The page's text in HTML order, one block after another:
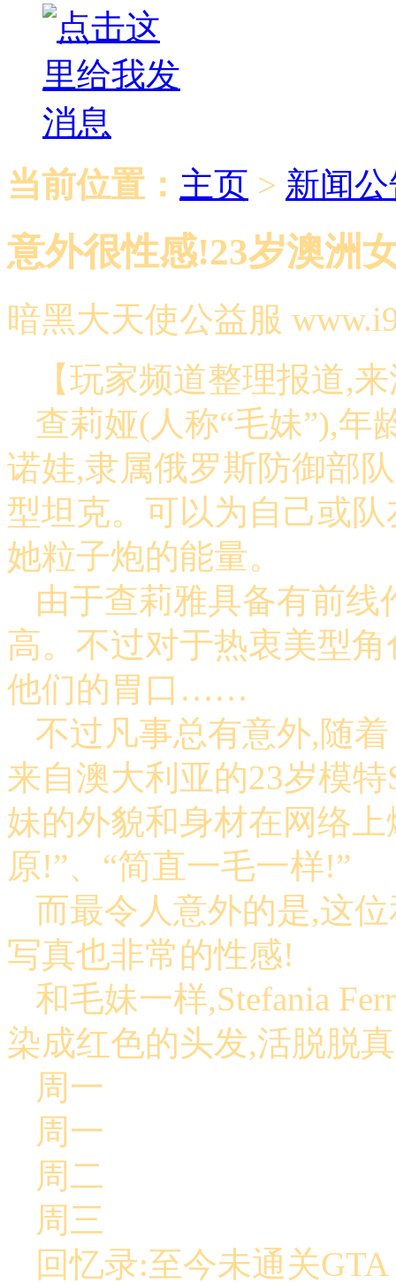
当前位置： 主页 > 新闻
意外很性感!23岁澳洲
暗黑大天使公益服
【玩家频道整理报道,
查莉娅(人称“毛妹”),年
诺娃,隶属俄罗斯防御部
型坦克。可以为自己或
她粒子炮的能量。
由于查莉雅具备有前
高。不过对于热衷美型
他们的胃口……
不过凡事总有意外,随
来自澳大利亚的23岁模特
妹的外貌和身材在网络
原!”、“简直一毛一样!”
而最令人意外的是,这
写真也非常的性感!
和毛妹一样,Stefania
染成红色的头发,活脱脱
周一
周一
周二
周三
回忆录:至今未通关GTA